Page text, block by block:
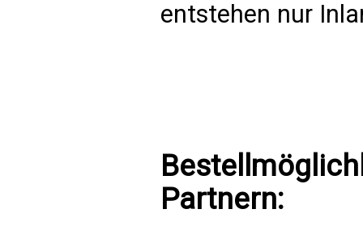
entstehen nur
Partnern: